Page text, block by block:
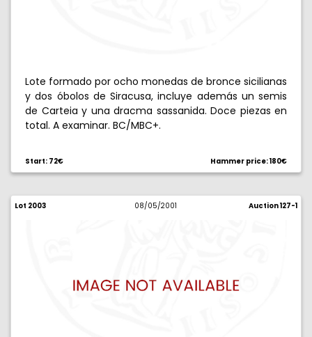
Lote formado por ocho monedas de bronce sicilianas
y dos óbolos de Siracusa, incluye además un semis
de Carteia y una dracma sassanida. Doce piezas en
total. A examinar. BC/MBC+.
Start: 72€ Hammer price: 180€
Lot 2003 08/05/2001 Auction 127-1